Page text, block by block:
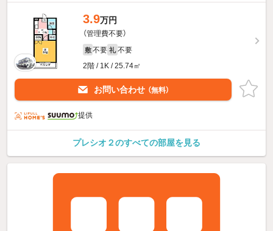
3.9万円
（管理費不要）
敷 不要 礼 不要
2階 / 1K / 25.74㎡
お問い合わせ （無料）
提供
プレシオ２のすべての部屋を見る